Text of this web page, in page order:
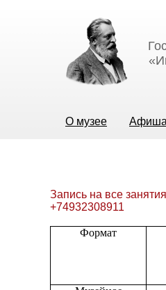
О музее Афиша
Запись на все
+74932308911
Формат